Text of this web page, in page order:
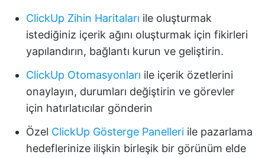
ClickUp Zihin Haritaları ile oluşturmak
istediğiniz içerik ağını oluşturmak için fikirleri
yapılandırın, bağlantı kurun ve geliştirin.
ClickUp Otomasyonları ile içerik özetlerini
onaylayın, durumları değiştirin ve görevler
için hatırlatıcılar gönderin
Özel ClickUp Gösterge Panelleri ile pazarlama
hedeflerinize ilişkin birleşik bir görünüm elde